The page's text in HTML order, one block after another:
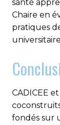
santé
Chaire en
pratiques
CADICEE
fondés sur